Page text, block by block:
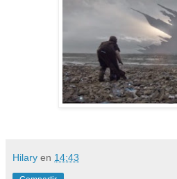
Hilary en 14:43